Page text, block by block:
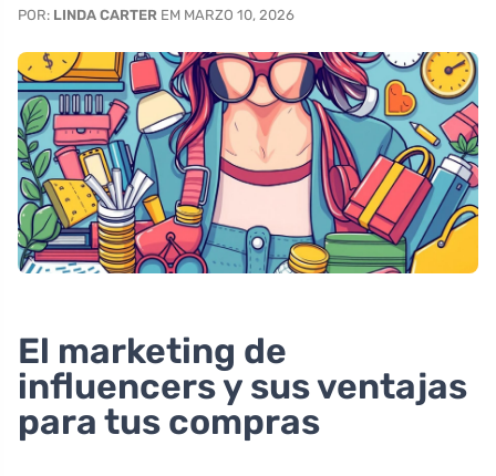
POR: LINDA CARTER EM MARZO 10, 2026
El marketing de
influencers y sus ventajas
para tus compras